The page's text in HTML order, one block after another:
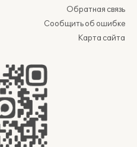
Обратная связь
Сообщить об ошибке
Карта сайта